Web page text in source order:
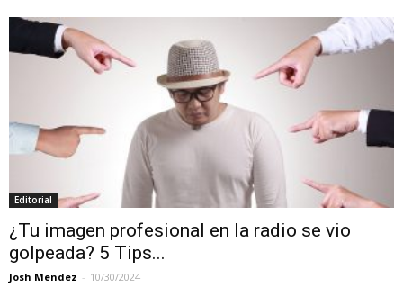
Editorial
¿Tu imagen profesional en la radio se vio
golpeada? 5 Tips...
Josh Mendez - 10/30/2024